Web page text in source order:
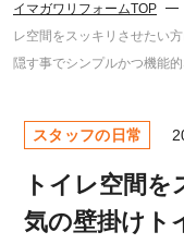
イマガワリフォームTOP
レ空間をスッキリさせたい
隠す事でシンプルかつ機能
スタッフの日常
トイレ空間
気の壁掛けト